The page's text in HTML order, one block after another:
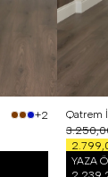
+2
Qatrem
YAZA